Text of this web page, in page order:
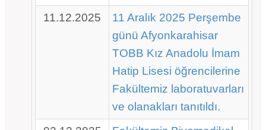
11.12.2025
11 Aralık 2025 Perşembe
günü Afyonkarahisar
TOBB Kız Anadolu İmam
Hatip Lisesi öğrencilerine
Fakültemiz laboratuvarları
ve olanakları tanıtıldı.